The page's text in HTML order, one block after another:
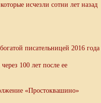
исчезли сотни лет назад
писательницей 2016 года
100 лет после ее
«Простоквашино»